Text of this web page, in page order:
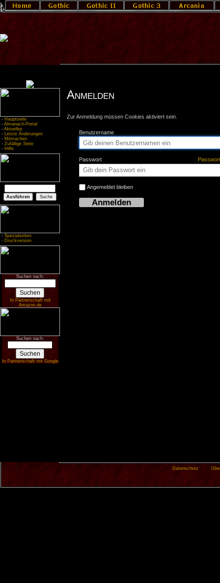
- Hauptseite
- Almanach-Portal
- Aktuelles
- Letzte Änderungen
- Mitmachen
- Zufällige Seite
- Hilfe
- Spezialseiten
- Druckversion
Suchen nach:
In Partnerschaft mit
Amazon.de
Suchen nach:
In Partnerschaft mit Google
Anmelden
Zur Anmeldung müssen Cookies aktiviert sein.
Benutzername
Passwort
Angemeldet bleiben
Datenschutz